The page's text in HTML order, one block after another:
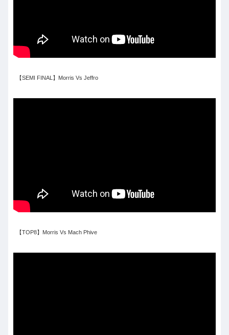
【SEMI FINAL】Morris Vs Jeffro
【TOP8】Morris Vs Mach Phive